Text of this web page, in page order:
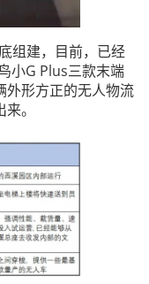
组建，目前，已经
小G Plus三款末端
外形方正的无人物流
。